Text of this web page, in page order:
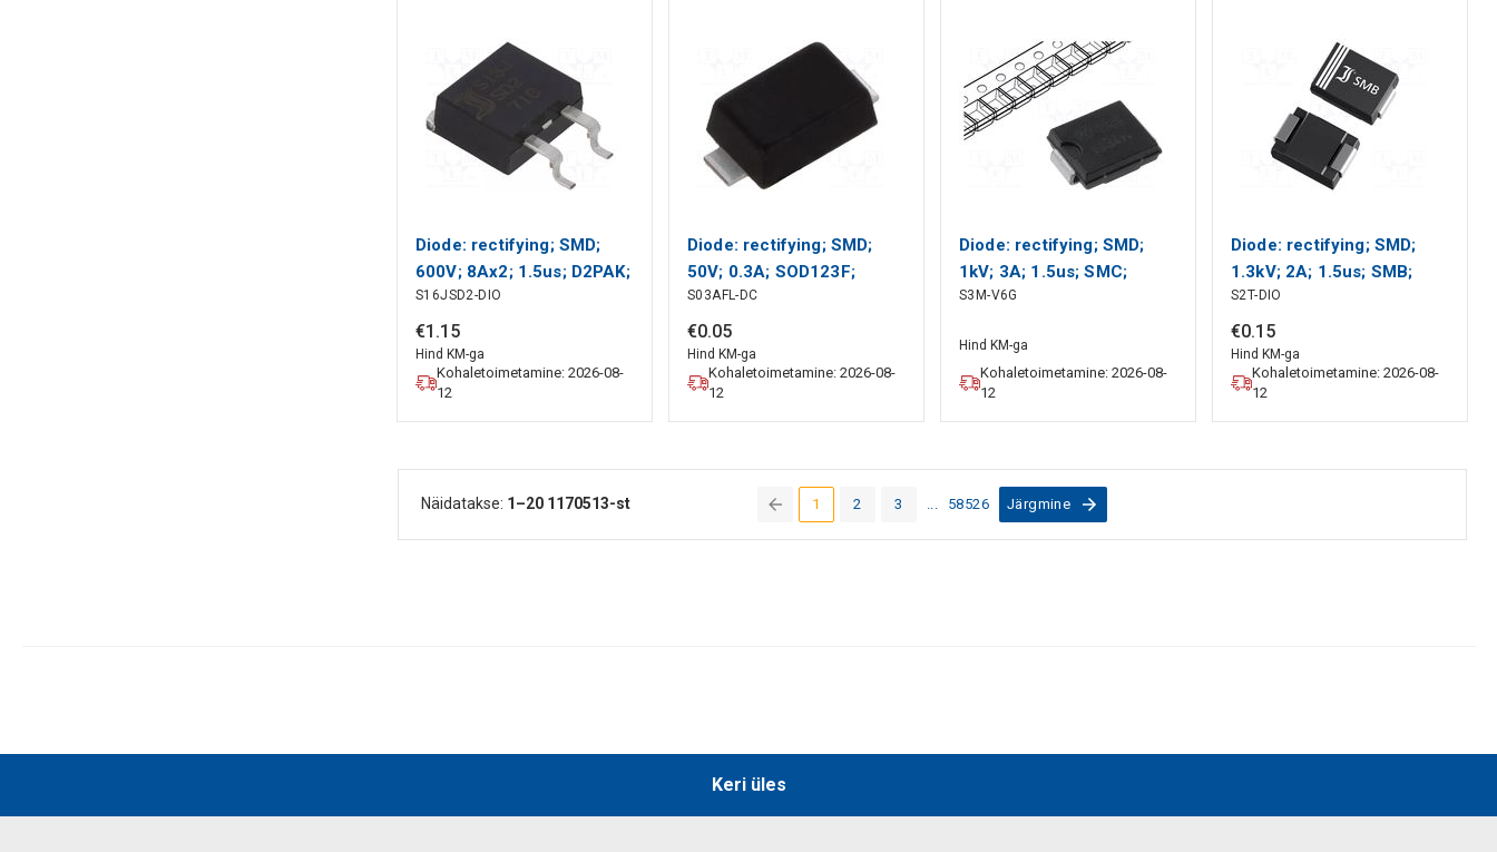
Diode: rectifying; SMD;
600V; 8Ax2; 1.5us; D2PAK;
Ufmax: 1.1V; Ir: 5uA
DIOTEC SEMICONDUCTOR
S16JSD2-DIO
€1 .15
Hind KM-ga
Kohaletoimetamine: 2026-08-
12
Diode: rectifying; SMD;
50V; 0.3A; SOD123F;
Ufmax: 1.1V; Ifsm: 10A DC
COMPONENTS
S03AFL-DC
€0.05
Hind KM-ga
Kohaletoimetamine: 2026-08-
12
Diode: rectifying; SMD;
1kV; 3A; 1.5us; SMC;
Ufmax: 1.15V; Ifsm: 100A
SEMICONDUCTOR
S3M-V6G
Hind KM-ga
Kohaletoimetamine: 2026-08-
12
Diode: rectifying; SMD;
1.3kV; 2A; 1.5us; SMB;
Ufmax: 1.15V; Ifsm: 50A
DIOTEC SEMICONDUCTOR
S2T-DIO
€0.15
Hind KM-ga
Kohaletoimetamine: 2026-08-
12
1(current)
2 3 58526 Järgmine
Näidatakse: 1–20 1170513-st
Keri üles